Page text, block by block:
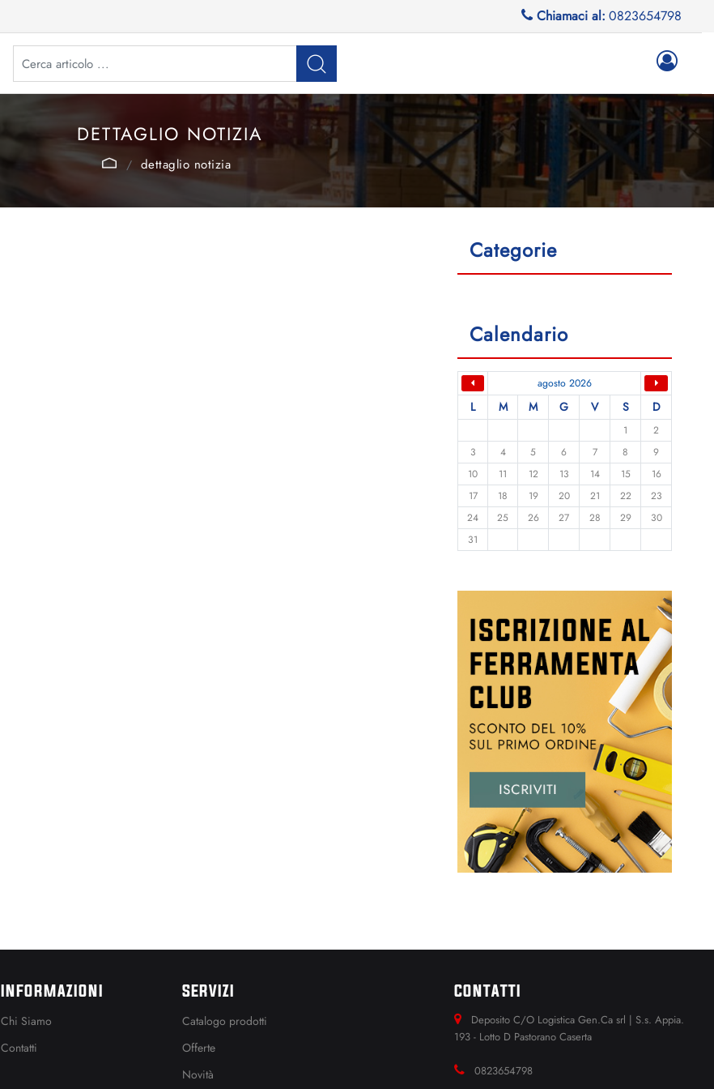
Chiamaci al: 0823654798
DETTAGLIO NOTIZIA
dettaglio notizia
Categorie
Calendario
agosto 2026
L M M G V S D
1
2
3
4 5 6 7 8
9
10
11 12 13 14 15
16
17
18 19 20 21 22
23
24
25 26 27 28 29
30
31
INFORMAZIONI
Chi Siamo
Contatti
SERVIZI
Catalogo prodotti
Offerte
Novità
CONTATTI
Deposito C/O Logistica Gen.Ca srl | S.s. Appia.
193 - Lotto D Pastorano Caserta
0823654798